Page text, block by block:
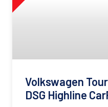
Volkswagen
DSG Highline